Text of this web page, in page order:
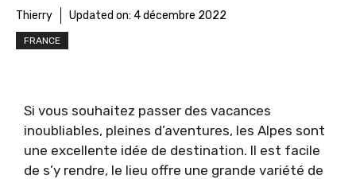
Thierry Updated on: 4 décembre 2022
FRANCE
Si vous souhaitez passer des vacances
inoubliables, pleines d’aventures, les Alpes sont
une excellente idée de destination. Il est facile
de s’y rendre, le lieu offre une grande variété de